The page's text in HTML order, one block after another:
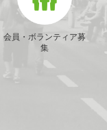
会員・ボランティア募
集